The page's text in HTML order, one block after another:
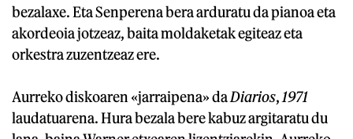
bezalaxe. Eta Senperena bera arduratu da pianoa eta
akordeoia jotzeaz, baita moldaketak egiteaz eta
orkestra zuzentzeaz ere.
Aurreko diskoaren «jarraipena» daDiarios, 1971
laudatuarena. Hura bezala bere kabuz argitaratu du